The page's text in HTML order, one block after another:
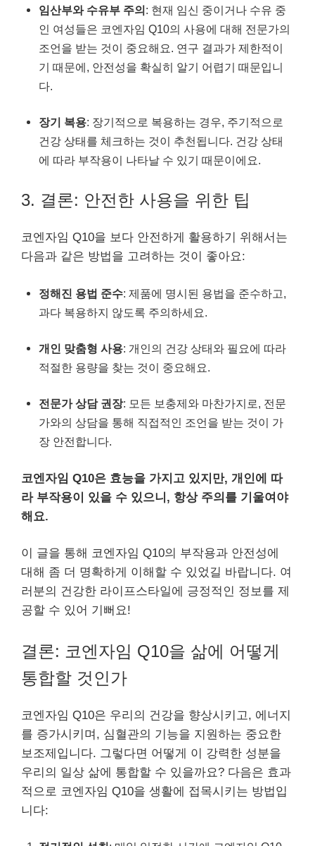
임산부와 수유부 주의: 현재 임신 중이거나 수유 중
인 여성들은 코엔자임 Q10의 사용에 대해 전문가의
조언을 받는 것이 중요해요. 연구 결과가 제한적이
기 때문에, 안전성을 확실히 알기 어렵기 때문입니
다.
장기 복용: 장기적으로 복용하는 경우, 주기적으로
건강 상태를 체크하는 것이 추천됩니다. 건강 상태
에 따라 부작용이 나타날 수 있기 때문이에요.
3. 결론: 안전한 사용을 위한 팁
코엔자임 Q10을 보다 안전하게 활용하기 위해서는
다음과 같은 방법을 고려하는 것이 좋아요:
정해진 용법 준수: 제품에 명시된 용법을 준수하고,
과다 복용하지 않도록 주의하세요.
개인 맞춤형 사용: 개인의 건강 상태와 필요에 따라
적절한 용량을 찾는 것이 중요해요.
전문가 상담 권장: 모든 보충제와 마찬가지로, 전문
가와의 상담을 통해 직접적인 조언을 받는 것이 가
장 안전합니다.
코엔자임 Q10은 효능을 가지고 있지만, 개인에 따
라 부작용이 있을 수 있으니, 항상 주의를 기울여야
해요.
이 글을 통해 코엔자임 Q10의 부작용과 안전성에
대해 좀 더 명확하게 이해할 수 있었길 바랍니다. 여
러분의 건강한 라이프스타일에 긍정적인 정보를 제
공할 수 있어 기뻐요!
결론: 코엔자임 Q10을 삶에 어떻게
통합할 것인가
코엔자임 Q10은 우리의 건강을 향상시키고, 에너지
를 증가시키며, 심혈관의 기능을 지원하는 중요한
보조제입니다. 그렇다면 어떻게 이 강력한 성분을
우리의 일상 삶에 통합할 수 있을까요? 다음은 효과
적으로 코엔자임 Q10을 생활에 접목시키는 방법입
니다: